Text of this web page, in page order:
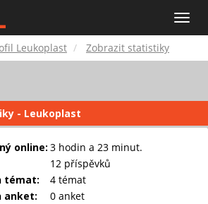
Toggle
Root.cz
Leukoplast Zobrazit statistiky
- Leukoplast
online: 3 hodin a 23 minut.
12 příspěvků
témat:
4 témat
anket:
0 anket